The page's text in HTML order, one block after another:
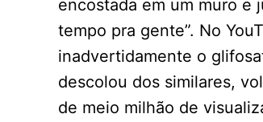
encostada em um muro e
tempo pra gente”. No
inadvertidamente o
descolou dos similares,
de meio milhão de